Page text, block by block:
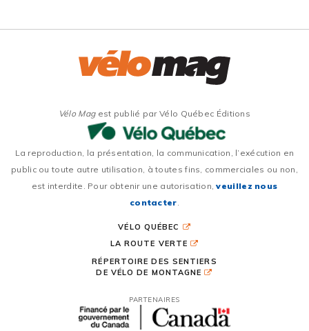
Vélo Magest publié par Vélo Québec Éditions
La reproduction, la présentation, la communication, l’exécution en
public ou toute autre utilisation, à toutes fins, commerciales ou non,
est interdite. Pour obtenir une autorisation,veuillez nous
contacter.
VÉLO QUÉBEC
LA ROUTE VERTE
RÉPERTOIRE DES SENTIERS
DE VÉLO DE MONTAGNE
PARTENAIRES